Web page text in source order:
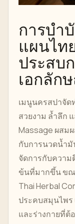
การบำ
แผนไท
ประสบ
เอกลัก
เมนูนครสปาจั
สวยงาม ล้ำลึก
Massage ผสม
กับการนวดน้ำมั
จัดการกับความ
ข้นที่มากขึ้น ขณ
Thai Herbal
ประคบสมุนไพร
และร่างกายที่ต้